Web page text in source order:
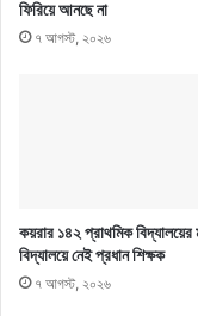
ফিরিয়ে আনছে না
৭ আগস্ট, ২০২৬
কয়রার ১৪২ প্রাথমিক বিদ্যালয়ের
বিদ্যালয়ে নেই প্রধান শিক্ষক
৭ আগস্ট, ২০২৬